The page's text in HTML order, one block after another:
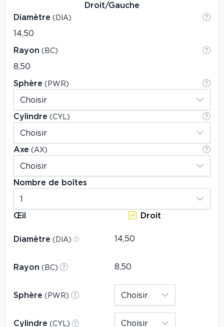
Droit/Gauche
Diamètre (DIA)
Rayon (BC)
Sphère (PWR)
Cylindre (CYL)
Axe (AX)
Nombre de boîtes
Œil Droit
Diamètre (DIA)
Rayon (BC)
Sphère (PWR)
Cylindre (CYL)